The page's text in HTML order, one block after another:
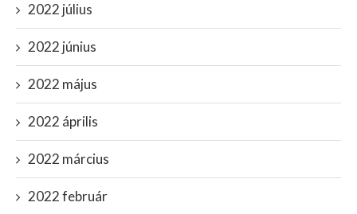
2022 július
2022 június
2022 május
2022 április
2022 március
2022 február